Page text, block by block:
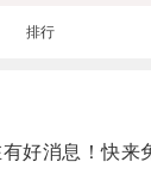
排行
好消息！快来